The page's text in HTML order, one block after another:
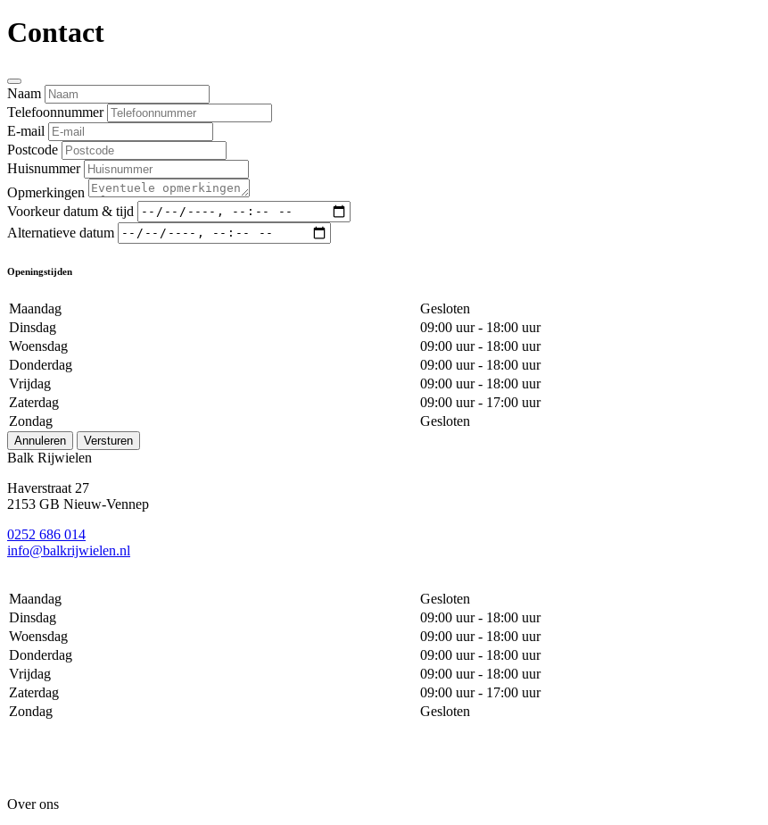
Contact
Naam
Telefoonnummer
E-mail
Postcode
Huisnummer
Opmerkingen
Voorkeur datum & tijd
Alternatieve datum
Openingstijden
Maandag
Gesloten
Dinsdag
09:00 uur - 18:00 uur
Woensdag
09:00 uur - 18:00 uur
Donderdag
09:00 uur - 18:00 uur
Vrijdag
09:00 uur - 18:00 uur
Zaterdag
09:00 uur - 17:00 uur
Zondag
Gesloten
Annuleren Versturen
Balk Rijwielen
Haverstraat 27
2153 GB Nieuw-Vennep
0252 686 014
info@balkrijwielen.nl
Maandag
Gesloten
Dinsdag
09:00 uur - 18:00 uur
Woensdag
09:00 uur - 18:00 uur
Donderdag
09:00 uur - 18:00 uur
Vrijdag
09:00 uur - 18:00 uur
Zaterdag
09:00 uur - 17:00 uur
Zondag
Gesloten
Over ons